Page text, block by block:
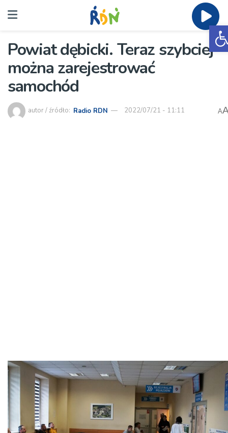
Powiat dębicki. Teraz szybciej
można zarejestrować
samochód
autor / źródło: Radio RDN 2022/07/21 - 11:11 A